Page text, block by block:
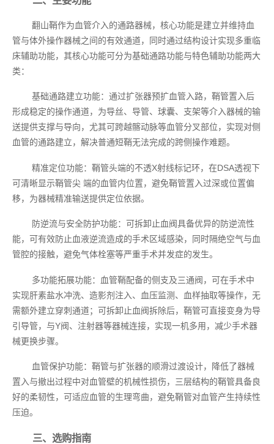
翻山鞘作为血管介入的通路器械，核心功能是建立并维持血
管与体外操作器械之间的有效通道，同时通过结构设计实现多重临
床辅助功能，其核心功能可分为基础通路功能与特色辅助功能两大
类：
基础通路建立功能：通过扩张器预扩血管入路，鞘管置入后
形成稳定的操作通道，为导丝、导管、球囊、支架等介入器械的输
送提供支撑与导向，尤其可跨越髂动脉等血管分叉部位，实现对侧
血管的通路建立，解决普通短鞘无法完成的跨侧操作难题。
精准定位功能：鞘管头端的不透X射线标记环，在DSA透视下
可清晰显示鞘管尖 端的血管内位置，避免鞘管置入过深或位置偏
移，为器械精准输送提供定位依据。
防逆流与安全防护功能：可拆卸止血阀具备优异的防逆流性
能，可有效防止血液逆流造成的手术区域感染，同时隔绝空气与血
管腔的接触，避免气体栓塞等严重手术并发症的发生。
多功能拓展功能：血管鞘配备的侧支及三通阀，可在手术中
实现肝素盐水冲洗、造影剂注入、血压监测、血样抽取等操作，无
需额外建立穿刺通道；可拆卸止血阀拆除后，鞘管可直接变身为导
引导管，与Y阀、注射器等器械连接，实现一机多用，减少手术器
械更换步骤。
血管保护功能：鞘管与扩张器的顺滑过渡设计，降低了器械
置入与撤出过程中对血管壁的机械性损伤，三层结构的鞘管具备良
好的柔韧性，可适应血管的生理弯曲，避免鞘管对血管产生持续性
压迫。
三、选购指南